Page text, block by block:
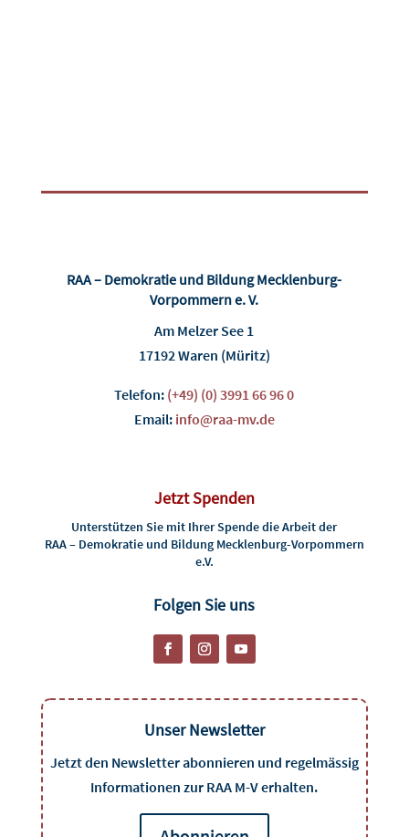
RAA – Demokratie und Bildung Mecklenburg-
Vorpommern e. V.
Am Melzer See 1
17192 Waren (Müritz)
Telefon: (+49) (0) 3991 66 96 0
Email: info@raa-mv.de
Jetzt Spenden
Unterstützen Sie mit Ihrer Spende die Arbeit der
RAA – Demokratie und Bildung Mecklenburg-Vorpommern
e.V.
Folgen Sie uns
Unser Newsletter
Jetzt den Newsletter abonnieren und regelmässig
Informationen zur RAA M-V erhalten.